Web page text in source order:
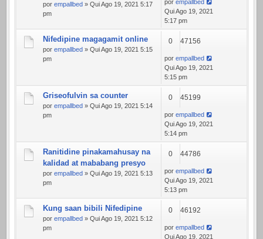
por empallbed » Qui Ago 19, 2021 5:17
pm
por empallbed
Qui Ago 19, 2021
5:17 pm
Nifedipine magagamit online
por empallbed » Qui Ago 19, 2021 5:15
pm
0 47156
por empallbed
Qui Ago 19, 2021
5:15 pm
Griseofulvin sa counter
por empallbed » Qui Ago 19, 2021 5:14
pm
0 45199
por empallbed
Qui Ago 19, 2021
5:14 pm
Ranitidine pinakamahusay na
kalidad at mababang presyo
por empallbed » Qui Ago 19, 2021 5:13
pm
0 44786
por empallbed
Qui Ago 19, 2021
5:13 pm
Kung saan bibili Nifedipine
por empallbed » Qui Ago 19, 2021 5:12
pm
0 46192
por empallbed
Qui Ago 19, 2021